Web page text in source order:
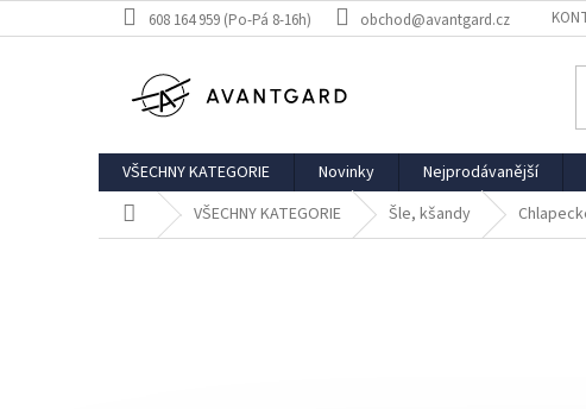
na
608 164 959 (Po-Pá 8-16h) obchod@avantgard.cz
VŠECHNY KATEGORIE Novinky Nejprodávanější
Domů VŠECHNY KATEGORIE Šle, kšandy